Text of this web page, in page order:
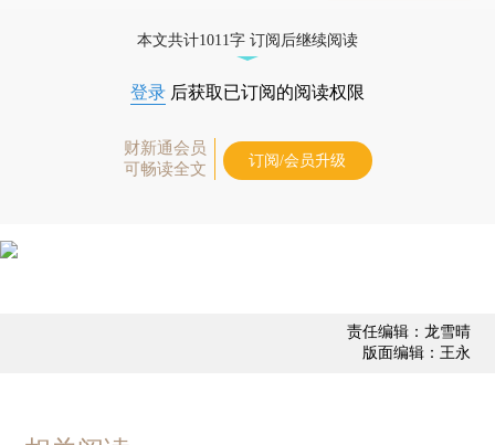
本文共计1011字 订阅后继续阅读
登录 后获取已订阅的阅读权限
财新通会员
可畅读全文
订阅/会员升级
责任编辑：龙雪晴
版面编辑：王永